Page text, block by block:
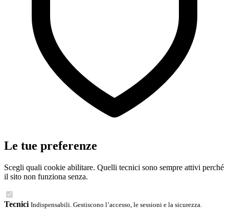
Le tue preferenze
Scegli quali cookie abilitare. Quelli tecnici sono sempre attivi perché
il sito non funziona senza.
Tecnici Indispensabili. Gestiscono l’accesso, le sessioni e la sicurezza.